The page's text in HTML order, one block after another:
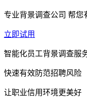
专业背景调查公司 帮您
立即试用
智能化员工背景调查服
快速有效防范招聘风险
让职业信用环境更美好